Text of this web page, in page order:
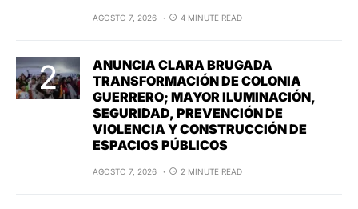
AGOSTO 7, 2026 4 MINUTE READ
ANUNCIA CLARA BRUGADA
TRANSFORMACIÓN DE COLONIA
GUERRERO; MAYOR ILUMINACIÓN,
SEGURIDAD, PREVENCIÓN DE
VIOLENCIA Y CONSTRUCCIÓN DE
ESPACIOS PÚBLICOS
AGOSTO 7, 2026 2 MINUTE READ